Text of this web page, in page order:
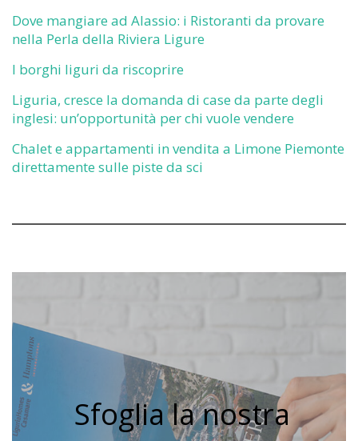
Dove mangiare ad Alassio: i Ristoranti da provare
nella Perla della Riviera Ligure
I borghi liguri da riscoprire
Liguria, cresce la domanda di case da parte degli
inglesi: un’opportunità per chi vuole vendere
Chalet e appartamenti in vendita a Limone Piemonte
direttamente sulle piste da sci
Sfoglia la nostra